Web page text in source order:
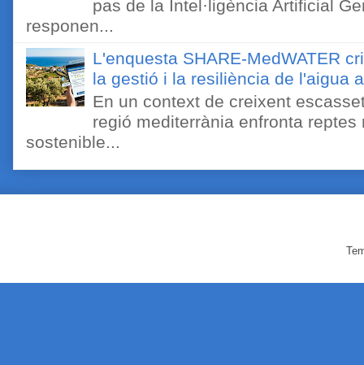
pas de la Intel·ligència Artificial
responen...
L'enquesta SHARE-MedWATER
la gestió i la resiliència de l'aigua
En un context de creixent
regió mediterrània enfronta
sostenible...